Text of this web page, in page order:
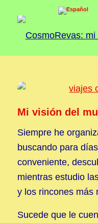
Mi visión del
Siempre he
buscando para
conveniente,
mientras estudio
y los rincones más
Sucede que le